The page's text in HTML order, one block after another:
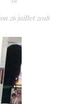
26 juillet 2018